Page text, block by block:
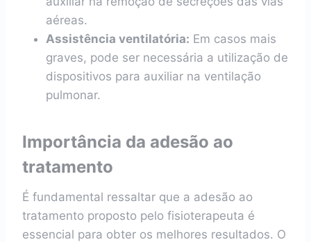
aéreas.
Assistência ventilatória: Em casos mais
graves, pode ser necessária a utilização de
dispositivos para auxiliar na ventilação
pulmonar.
Importância da adesão ao
tratamento
É fundamental ressaltar que a adesão ao
tratamento proposto pelo fisioterapeuta é
essencial para obter os melhores resultados. O